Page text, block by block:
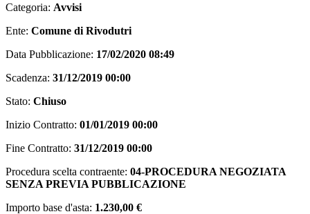
Categoria: Avvisi
Ente: Comune di Rivodutri
Data Pubblicazione: 17/02/2020 08:49
Scadenza: 31/12/2019 00:00
Stato: Chiuso
Inizio Contratto: 01/01/2019 00:00
Fine Contratto: 31/12/2019 00:00
Procedura scelta contraente: 04-PROCEDURA NEGOZIATA
SENZA PREVIA PUBBLICAZIONE
Importo base d'asta: 1.230,00 €